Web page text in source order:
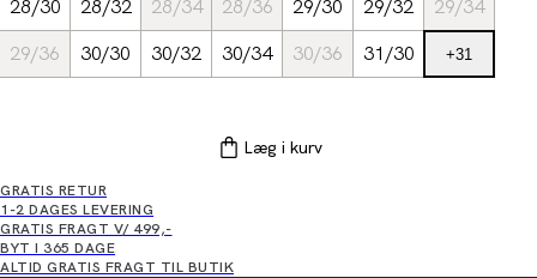
28/30 28/32 28/34 28/36 29/30 29/32
29/34
29/36
30/30 30/32 30/34 30/36 31/30 +31
Læg i kurv
GRATIS RETUR
1-2 DAGES LEVERING
GRATIS FRAGT V/ 499,-
BYT I 365 DAGE
ALTID GRATIS FRAGT TIL BUTIK